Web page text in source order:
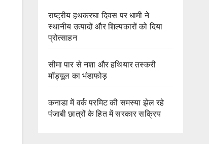
राष्ट्रीय हथकरघा दिवस पर धामी ने
स्थानीय उत्पादों और शिल्पकारों को दिया
प्रोत्साहन
सीमा पार से नशा और हथियार तस्करी
मॉड्यूल का भंडाफोड़
कनाडा में वर्क परमिट की समस्या झेल रहे
पंजाबी छात्रों के हित में सरकार सक्रिय